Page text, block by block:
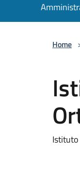
Home
Istituto